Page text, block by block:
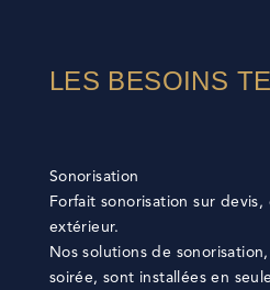
LES BESOINS
Sonorisation
Forfait sonorisation sur
extérieur.
Nos solutions de
soirée, sont installées en